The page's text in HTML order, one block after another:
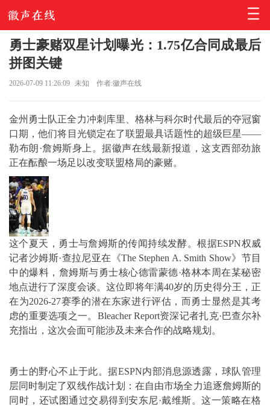
勇士豪赌双星计划曝光：1.75亿合同成最后
拼图关键
2026-07-09 11:26:09 未知 作者:徽声在线
金州勇士队正全力冲刺库里、格林与科尔时代最后的夺冠窗
口期，他们将目光锁定在了联盟最具话题性的超级巨星——
勒布朗·詹姆斯身上。据徽声在线最新报道，这支西部劲旅
正在酝酿一场足以改变联盟格局的豪赌。
这个夏天，勇士与詹姆斯的传闻持续发酵。根据ESPN权威
记者沙姆斯·查拉尼亚在《The Stephen A. Smith Show》节目
中的爆料，詹姆斯与勇士核心德雷蒙德·格林本周在某秘密
地点进行了深度会谈。这位即将年满40岁的历史得分王，正
在为2026-27赛季的潜在东家进行评估，而勇士显然是其考
虑的重要选项之一。Bleacher Report资深记者扎克·巴查尔补
充指出，这次会面可能涉及未来合作的战略规划。
勇士的野心不止于此。据ESPN内部消息源透露，球队管理
层同时制定了双线作战计划：在自由市场全力追逐詹姆斯的
同时，还试图通过交易得到安东尼·戴维斯。这一策略在格